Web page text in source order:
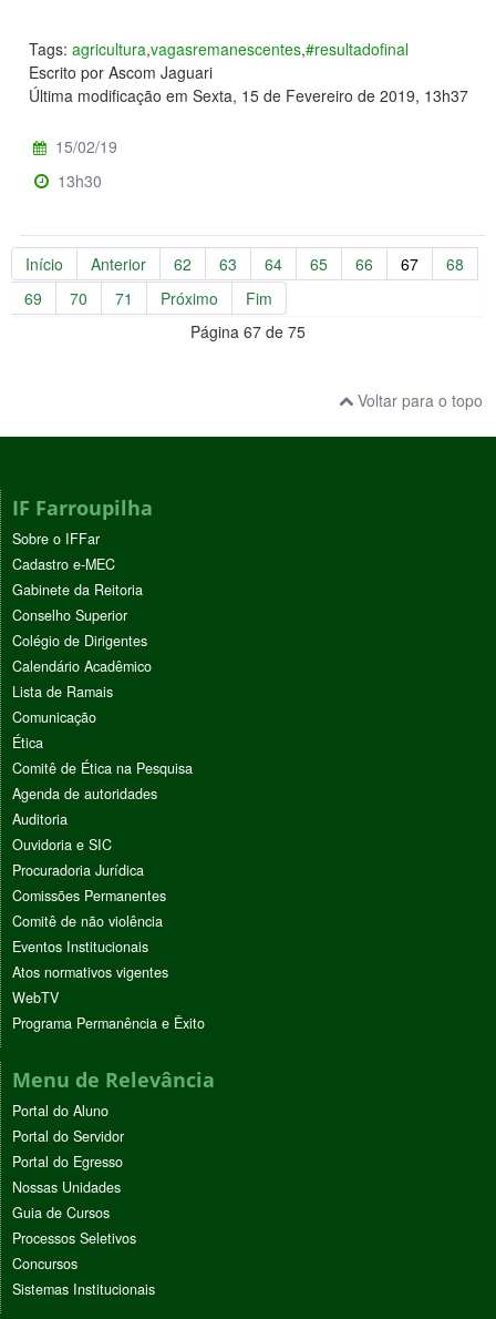
Tags: agricultura,vagasremanescentes,#resultadofinal
Escrito por Ascom Jaguari
Última modificação em Sexta, 15 de Fevereiro de 2019, 13h37
15/02/19
13h30
Início Anterior 62 63 64 65 66 67
68
69
70 71 Próximo
Fim
Página 67 de 75
Voltar para o topo
IF Farroupilha
Sobre o IFFar
Cadastro e-MEC
Gabinete da Reitoria
Conselho Superior
Colégio de Dirigentes
Calendário Acadêmico
Lista de Ramais
Comunicação
Ética
Comitê de Ética na Pesquisa
Agenda de autoridades
Auditoria
Ouvidoria e SIC
Procuradoria Jurídica
Comissões Permanentes
Comitê de não violência
Eventos Institucionais
Atos normativos vigentes
WebTV
Programa Permanência e Êxito
Menu de Relevância
Portal do Aluno
Portal do Servidor
Portal do Egresso
Nossas Unidades
Guia de Cursos
Processos Seletivos
Concursos
Sistemas Institucionais